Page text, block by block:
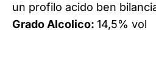
un profilo acido ben
Grado Alcolico: 14,5% vol